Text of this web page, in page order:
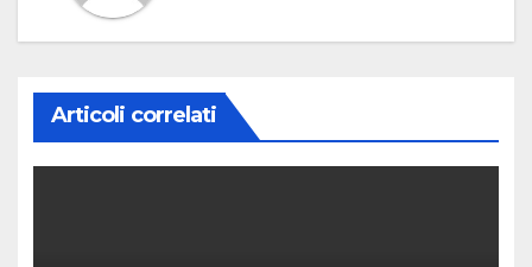
Articoli correlati